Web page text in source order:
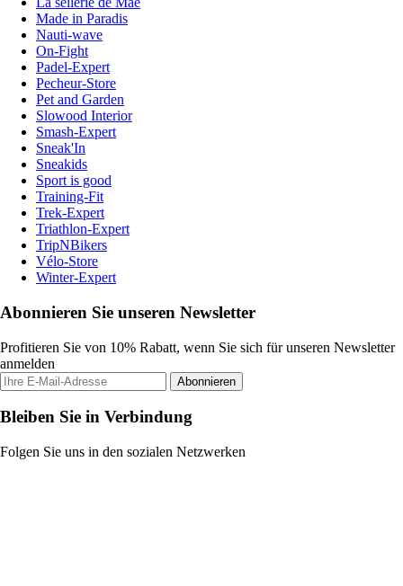
Made in Paradis
Nauti-wave
On-Fight
Padel-Expert
Pecheur-Store
Pet and Garden
Slowood Interior
Smash-Expert
Sneak'In
Sneakids
Sport is good
Training-Fit
Trek-Expert
Triathlon-Expert
TripNBikers
Vélo-Store
Winter-Expert
Abonnieren Sie unseren Newsletter
Profitieren Sie von 10% Rabatt, wenn Sie sich für unseren Newsletter
anmelden
Abonnieren
Bleiben Sie in Verbindung
Folgen Sie uns in den sozialen Netzwerken